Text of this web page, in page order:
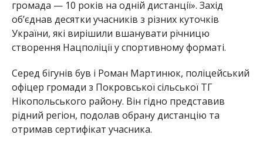
громада — 10 років на одній дистанції». Захід
об’єднав десятки учасників з різних куточків
України, які вирішили вшанувати річницю
створення Нацполіції у спортивному форматі.
Серед бігунів був і Роман Мартинюк, поліцейський
офіцер громади з Покровської сільської ТГ
Нікопольського району. Він гідно представив
рідний регіон, подолав обрану дистанцію та
отримав сертифікат учасника.